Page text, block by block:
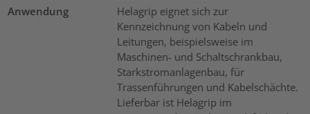
Anwendung
Helagrip eignet sich zur
Kennzeichnung von Kabeln und
Leitungen, beispielsweise im
Maschinen- und Schaltschrankbau,
Starkstromanlagenbau, für
Trassenführungen und Kabelschächte.
Lieferbar ist Helagrip im